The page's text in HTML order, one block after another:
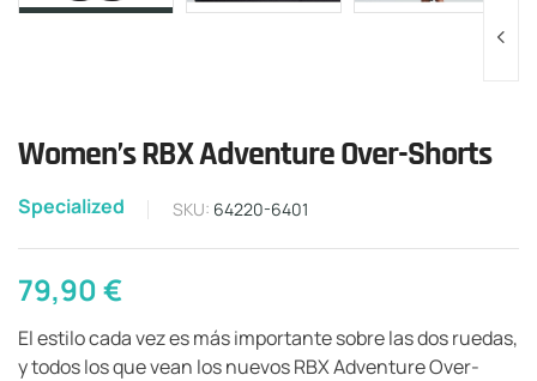
Women’s RBX Adventure Over-Shorts
Specialized SKU: 64220-6401
79,90€
El estilo cada vez es más importante sobre las dos ruedas,
y todos los que vean los nuevos RBX Adventure Over-